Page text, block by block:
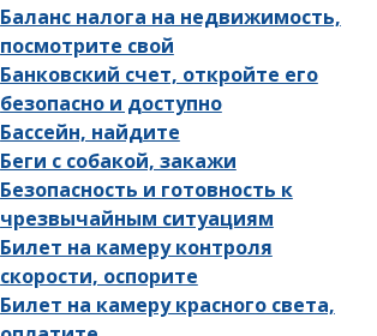
Баланс налога на недвижимость,
посмотрите свой
Банковский счет, откройте его
безопасно и доступно
Бассейн, найдите
Беги с собакой, закажи
Безопасность и готовность к
чрезвычайным ситуациям
Билет на камеру контроля
скорости, оспорите
Билет на камеру красного света,